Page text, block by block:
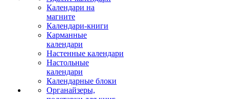
Календари на
магните
Календари-книги
Карманные
календари
Настенные календари
Настольные
календари
Календарные блоки
Органайзеры,